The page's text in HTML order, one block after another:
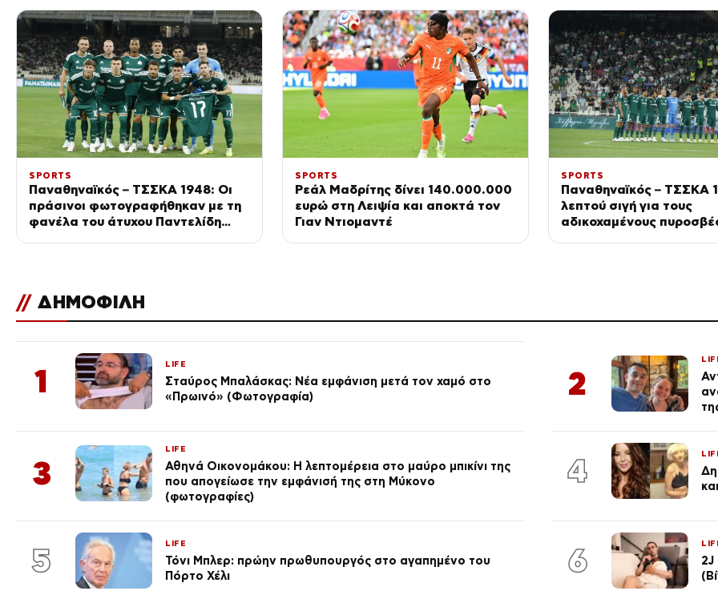
SPORTS
Παναθηναϊκός – ΤΣΣΚΑ 1948: Οι
πράσινοι φωτογραφήθηκαν με τη
φανέλα του άτυχου Παντελίδη
SPORTS
Ρεάλ Μαδρίτης δίνει 140.000.000
ευρώ στη Λειψία και αποκτά τον
Γιαν Ντιομαντέ
SPORTS
Παναθηναϊκός – ΤΣΣΚΑ
λεπτού σιγή για τους
αδικοχαμένους
// ΔΗΜΟΦΙΛΗ
1 LIFE
Σταύρος Μπαλάσκας: Νέα εμφάνιση μετά τον χαμό στο
«Πρωινό» (Φωτογραφία)
2
3
LIFE
Αθηνά Οικονομάκου: Η λεπτομέρεια στο μαύρο μπικίνι της
που απογείωσε την εμφάνισή της στη Μύκονο
(φωτογραφίες)
4
5 LIFE
Τόνι Μπλερ: πρώην πρωθυπουργός στο αγαπημένο του
Πόρτο Χέλι
6
2J